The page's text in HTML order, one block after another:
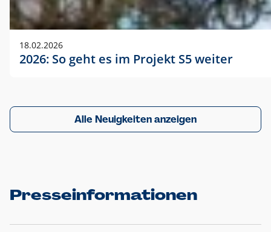
18.02.2026
2026: So geht es im Projekt S5 weiter
Alle Neuigkeiten anzeigen
Presseinformationen